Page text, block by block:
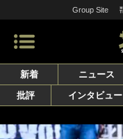
Group Site
新着 ニュース
批評
インタビュー